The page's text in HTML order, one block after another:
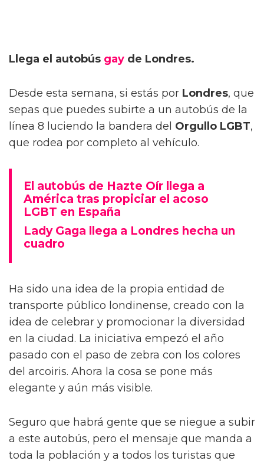
Llega el autobús gay de Londres.
Desde esta semana, si estás por Londres, que
sepas que puedes subirte a un autobús de la
línea 8 luciendo la bandera del Orgullo LGBT,
que rodea por completo al vehículo.
El autobús de Hazte Oír llega a
América tras propiciar el acoso
LGBT en España
Lady Gaga llega a Londres hecha un
cuadro
Ha sido una idea de la propia entidad de
transporte público londinense, creado con la
idea de celebrar y promocionar la diversidad
en la ciudad. La iniciativa empezó el año
pasado con el paso de zebra con los colores
del arcoiris. Ahora la cosa se pone más
elegante y aún más visible.
Seguro que habrá gente que se niegue a subir
a este autobús, pero el mensaje que manda a
toda la población y a todos los turistas que